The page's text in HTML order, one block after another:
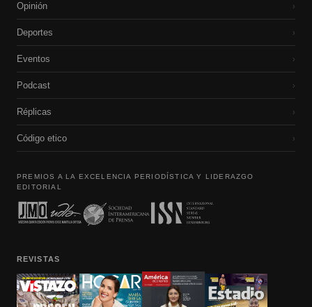
Opinión ›
Deportes ›
Eventos ›
Podcast ›
Réplicas ›
Código etico ›
PREMIOS A LA EXCELENCIA PERIODÍSTICA Y LIDERAZGO
EDITORIAL
REVISTAS